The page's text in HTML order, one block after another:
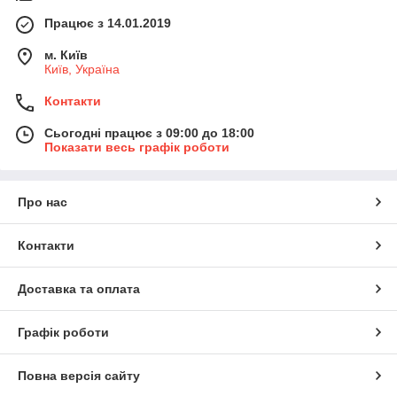
Працює з 14.01.2019
м. Київ
Київ, Україна
Контакти
Сьогодні працює з 09:00 до 18:00
Показати весь графік роботи
Про нас
Контакти
Доставка та оплата
Графік роботи
Повна версія сайту